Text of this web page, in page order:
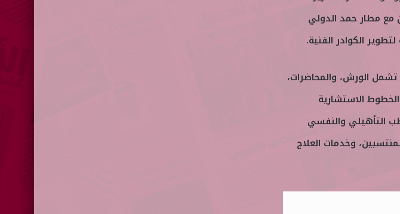
مع مطار حمد الدولي
الكوادر الفنية.
الورش، والمحاضرات،
الاستشارية
مجهزة تشمل الطب التأهيلي والنفسي
وخدمات العلاج